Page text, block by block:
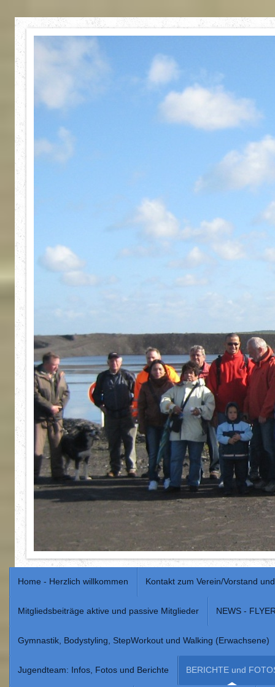
Home - Herzlich willkommen Kontakt zum Verein/Vorstand
Mitgliedsbeiträge aktive und passive Mitglieder NEWS -
Gymnastik, Bodystyling, StepWorkout und Walking (Erwachsene)
Jugendteam: Infos, Fotos und Berichte BERICHTE und